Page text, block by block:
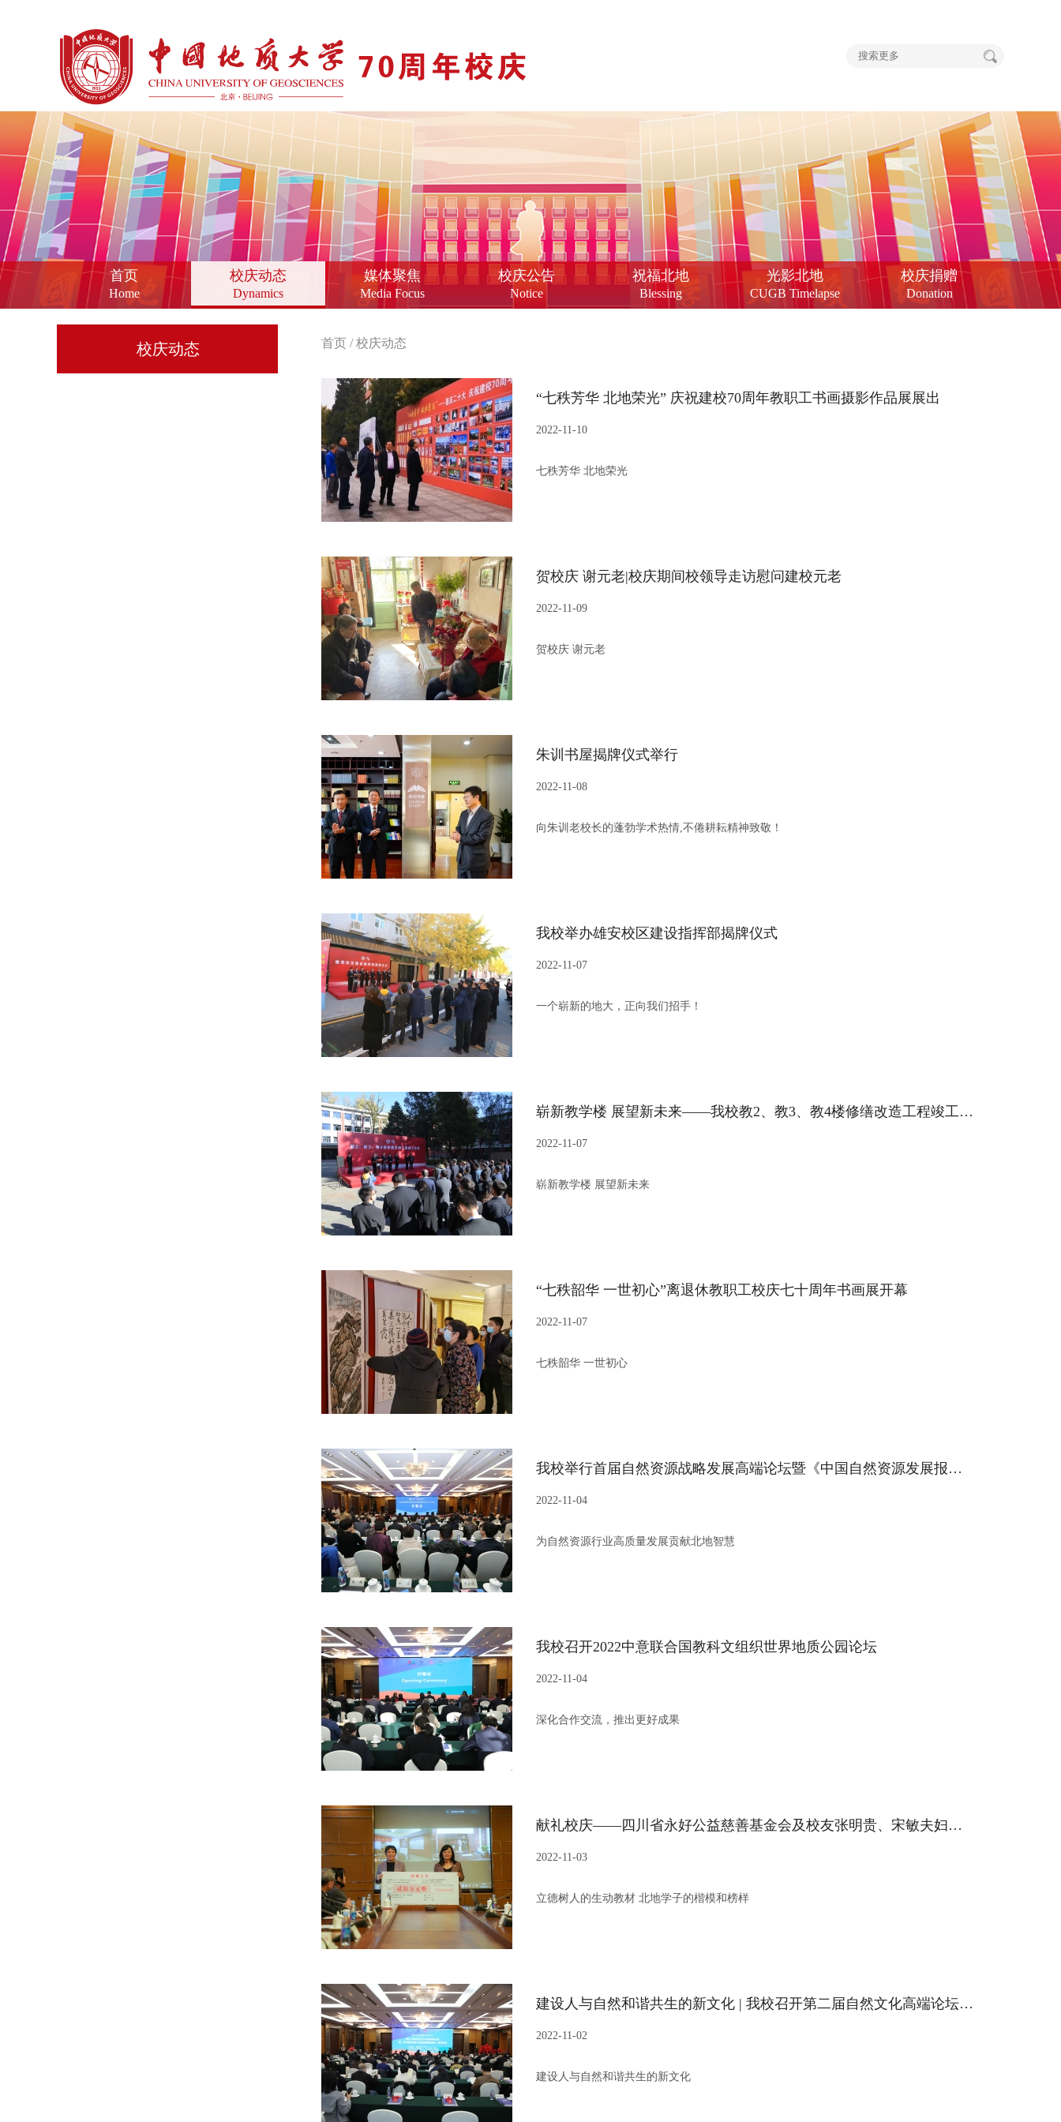
首页
Home
校庆动态
Dynamics
媒体聚焦
Media Focus
校庆公告
Notice
祝福北地
Blessing
光影北地
CUGB Timelapse
校庆捐赠
Donation
校庆动态 首页 /校庆动态
“七秩芳华 北地荣光” 庆祝建校70周年教职工书画摄影作品展展出
2022-11-10
七秩芳华 北地荣光
贺校庆 谢元老|校庆期间校领导走访慰问建校元老
2022-11-09
贺校庆 谢元老
朱训书屋揭牌仪式举行
2022-11-08
向朱训老校长的蓬勃学术热情,不倦耕耘精神致敬！
我校举办雄安校区建设指挥部揭牌仪式
2022-11-07
一个崭新的地大，正向我们招手！
崭新教学楼 展望新未来——我校教2、教3、教4楼修缮改造工程竣工典礼举行
2022-11-07
崭新教学楼 展望新未来
“七秩韶华 一世初心”离退休教职工校庆七十周年书画展开幕
2022-11-07
七秩韶华 一世初心
我校举行首届自然资源战略发展高端论坛暨《中国自然资源发展报告（2021年）》发布会
2022-11-04
为自然资源行业高质量发展贡献北地智慧
我校召开2022中意联合国教科文组织世界地质公园论坛
2022-11-04
深化合作交流，推出更好成果
献礼校庆——四川省永好公益慈善基金会及校友张明贵、宋敏夫妇向我校捐款 设立“新希望”发展基金
2022-11-03
立德树人的生动教材 北地学子的楷模和榜样
建设人与自然和谐共生的新文化 | 我校召开第二届自然文化高端论坛暨《中国地质公园发展报告2000-2020》发布会
2022-11-02
建设人与自然和谐共生的新文化